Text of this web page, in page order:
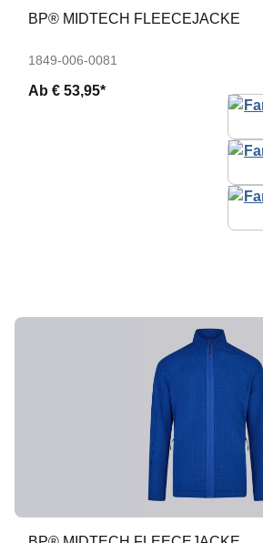
BP® MIDTECH FLEECEJACKE
1849-006-0081
Ab € 53,95*